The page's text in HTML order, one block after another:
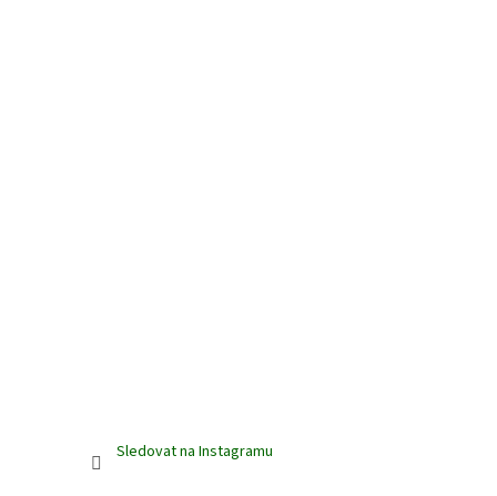
Sledovat na Instagramu